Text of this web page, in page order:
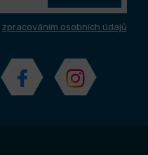
zpracováním osobních údajů